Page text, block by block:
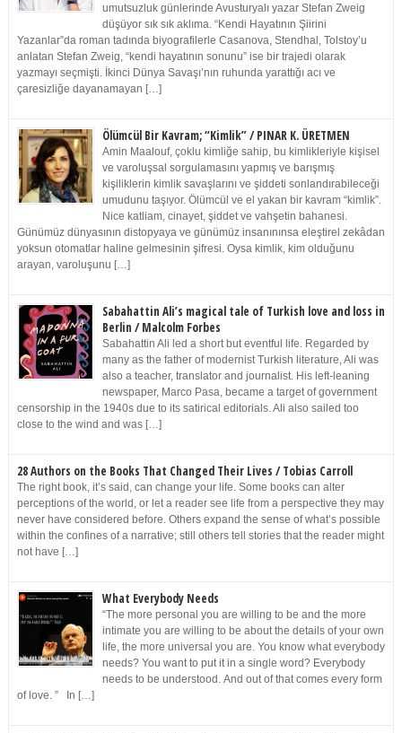
umutsuzluk günlerinde Avusturyalı yazar Stefan Zweig
düşüyor sık sık aklıma. “Kendi Hayatının Şiirini
Yazanlar”da roman tadında biyografilerle Casanova, Stendhal, Tolstoy’u
anlatan Stefan Zweig, “kendi hayatının sonunu” ise bir trajedi olarak
yazmayı seçmişti. İkinci Dünya Savaşı’nın ruhunda yarattığı acı ve
çaresizliğe dayanamayan […]
Ölümcül Bir Kavram; “Kimlik” / PINAR K. ÜRETMEN
Amin Maalouf, çoklu kimliğe sahip, bu kimlikleriyle kişisel
ve varoluşsal sorgulamasını yapmış ve barışmış
kişiliklerin kimlik savaşlarını ve şiddeti sonlandırabileceği
umudunu taşıyor. Ölümcül ve el yakan bir kavram “kimlik”.
Nice katliam, cinayet, şiddet ve vahşetin bahanesi.
Günümüz dünyasının distopyaya ve günümüz insanınınsa eleştirel zekâdan
yoksun otomatlar haline gelmesinin şifresi. Oysa kimlik, kim olduğunu
arayan, varoluşunu […]
Sabahattin Ali’s magical tale of Turkish love and loss in
Berlin / Malcolm Forbes
Sabahattin Ali led a short but eventful life. Regarded by
many as the father of modernist Turkish literature, Ali was
also a teacher, translator and journalist. His left-leaning
newspaper, Marco Pasa, became a target of government
censorship in the 1940s due to its satirical editorials. Ali also sailed too
close to the wind and was […]
28 Authors on the Books That Changed Their Lives / Tobias Carroll
The right book, it’s said, can change your life. Some books can alter
perceptions of the world, or let a reader see life from a perspective they may
never have considered before. Others expand the sense of what’s possible
within the confines of a narrative; still others tell stories that the reader might
not have […]
What Everybody Needs
“The more personal you are willing to be and the more
intimate you are willing to be about the details of your own
life, the more universal you are. You know what everybody
needs? You want to put it in a single word? Everybody
needs to be understood. And out of that comes every form
of love. ” In […]